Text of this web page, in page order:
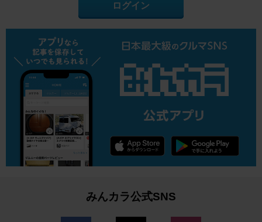
ログイン
みんカラ公式SNS